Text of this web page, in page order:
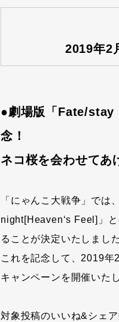
2019年2
●劇場版「Fate/stay
念！
ネコ桜を会わせてあ
「にゃんこ大戦争」で
night[Heaven‘s Feel]」
ることが決定いたしました
これを記念して、2019年
キャンペーンを開催いた
対象投稿のいいね&シェ